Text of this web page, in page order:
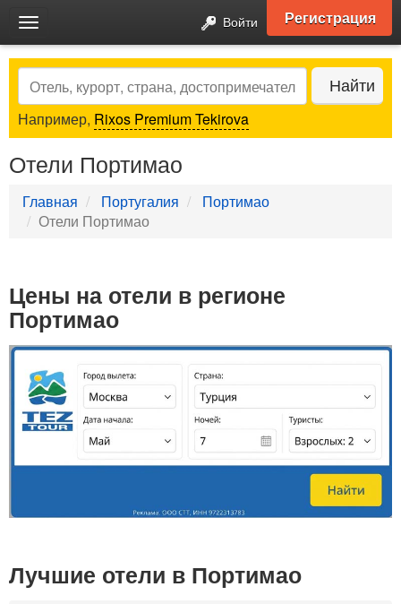
Toggle
navigation
Войти Регистрация
Search Найти
Например, Rixos Premium Tekirova
Отели Портимао
Главная Португалия
Портимао
Отели Портимао
Цены на отели в регионе
Портимао
Лучшие отели в Портимао